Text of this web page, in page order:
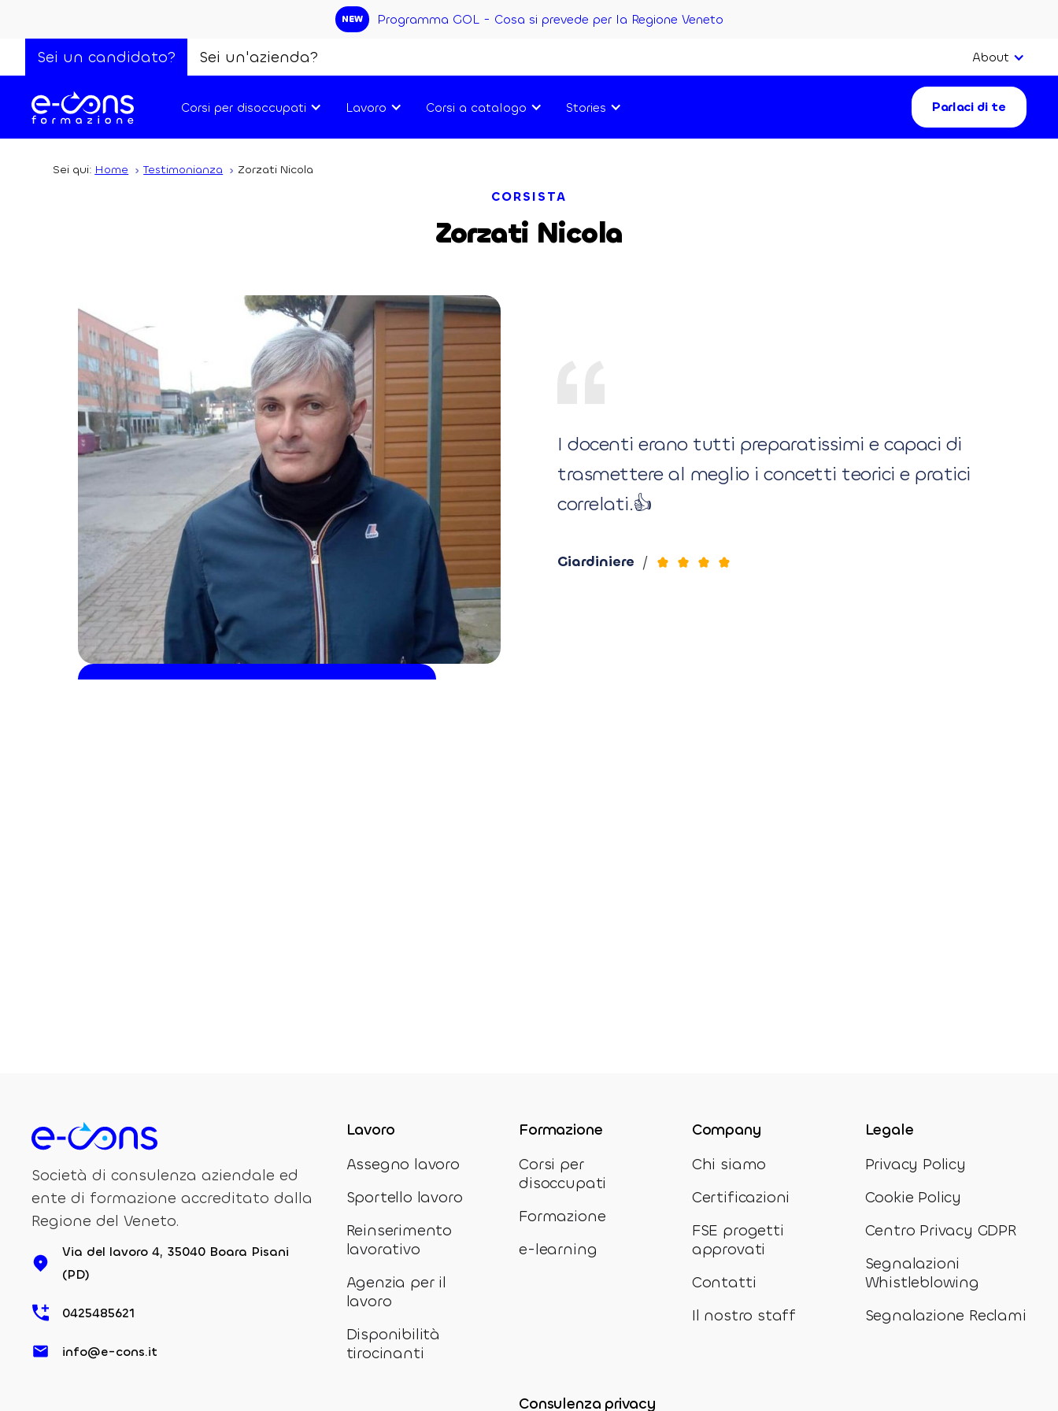
NEW Programma GOL - Cosa si prevede per la Regione Veneto
Sei un candidato? Sei un'azienda? About
Corsi per disoccupati Lavoro Corsi a catalogo Stories Parlaci di te
Sei qui: Home Testimonianza Zorzati Nicola
CORSISTA
Zorzati Nicola
I docenti erano tutti preparatissimi e capaci di
trasmettere al meglio i concetti teorici e pratici
correlati.👍
Giardiniere /
Società di consulenza aziendale ed
ente di formazione accreditato dalla
Regione del Veneto.
Via del lavoro 4, 35040 Boara Pisani
(PD)
0425485621
info@e-cons.it
Lavoro
Assegno lavoro
Sportello lavoro
Reinserimento
lavorativo
Agenzia per il
lavoro
Disponibilità
tirocinanti
Formazione
Corsi per
disoccupati
Formazione
e-learning
Company
Chi siamo
Certificazioni
FSE progetti
approvati
Contatti
Il nostro staff
Legale
Privacy Policy
Cookie Policy
Centro Privacy GDPR
Segnalazioni
Whistleblowing
Segnalazione Reclami
Consulenza privacy